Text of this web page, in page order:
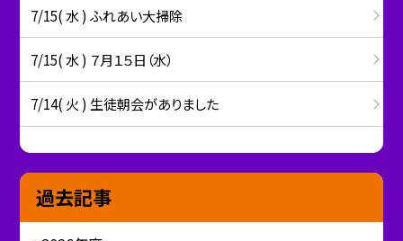
7/15( 水 ) ふれあい大掃除
7/15( 水 ) ７月１５日（水）
7/14( 火 ) 生徒朝会がありました
過去記事